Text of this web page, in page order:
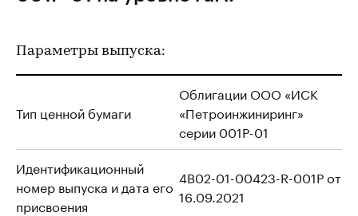
Параметры выпуска:
Тип ценной бумаги
Облигации ООО «ИСК
«Петроинжиниринг»
серии 001Р-01
Идентификационный
номер выпуска и дата его
присвоения
4B02-01-00423-R-001P от
16.09.2021